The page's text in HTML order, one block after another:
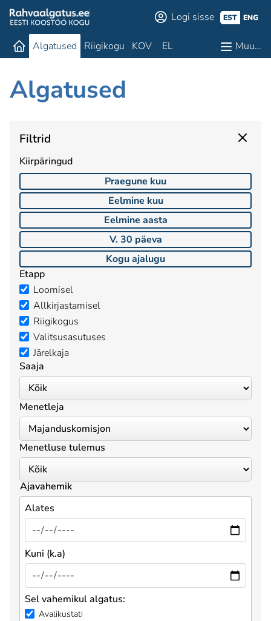
Logi sisse EST ENG
Algatused Riigikogu KOV EL Muu…
Algatused
Filtrid
Kiirpäringud
Praegune kuu
Eelmine kuu
Eelmine aasta
V. 30 päeva
Kogu ajalugu
Etapp
Loomisel
Allkirjastamisel
Riigikogus
Valitsusasutuses
Järelkaja
Saaja
Menetleja
Menetluse tulemus
Ajavahemik
Alates
Kuni (k.a)
Sel vahemikul algatus:
Avalikustati